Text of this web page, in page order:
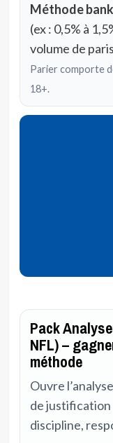
Méthode
(ex : 0,5% à
volume de
Parier comporte
18+.
Pack
NFL) –
méthode
Ouvre
de
discipline,